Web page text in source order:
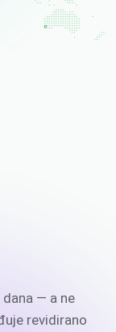
— a ne
revidirano